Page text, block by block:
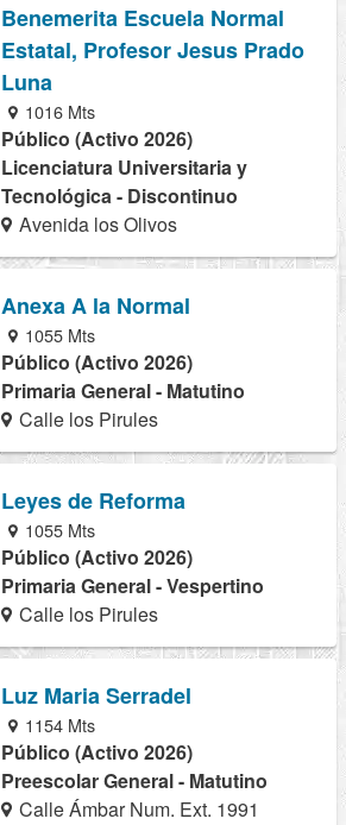
Benemerita Escuela Normal
Estatal, Profesor Jesus Prado
Luna
1016 Mts
Público (Activo 2026)
Licenciatura Universitaria y
Tecnológica - Discontinuo
Avenida los Olivos
Anexa A la Normal
1055 Mts
Público (Activo 2026)
Primaria General - Matutino
Calle los Pirules
Leyes de Reforma
1055 Mts
Público (Activo 2026)
Primaria General - Vespertino
Calle los Pirules
Luz Maria Serradel
1154 Mts
Público (Activo 2026)
Preescolar General - Matutino
Calle Ámbar Num. Ext. 1991